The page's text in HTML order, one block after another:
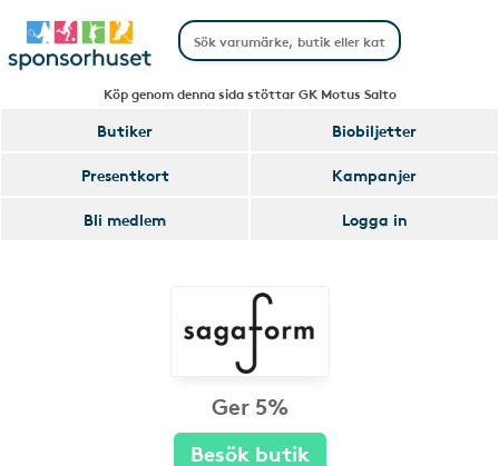
Köp genom denna sida stöttar GK Motus Salto
Butiker
Biobiljetter
Presentkort
Kampanjer
Bli medlem
Logga in
Ger 5%
Besök butik